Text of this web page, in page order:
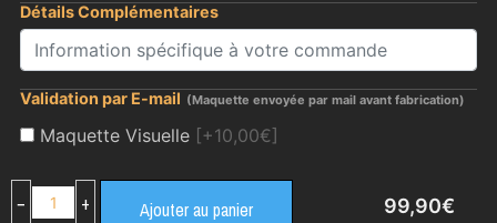
Détails Complémentaires
Validation par E-mail (Maquette envoyée par mail avant fabrication)
Maquette Visuelle [+10,00€]
99,90€
− + Ajouter au panier